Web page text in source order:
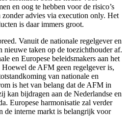
en oog te hebben voor de risico’s
zonder advies via execution only. Het
is daar immers groot.
Vanuit de nationale regelgever en
taken op de toezichthouder af.
en Europese beleidsmakers aan het
de AFM geen regelgever is,
van nationale en
is het van belang dat de AFM in
kan bijdragen aan de Nederlandse en
Europese harmonisatie zal verder
de interne markt is belangrijk voor